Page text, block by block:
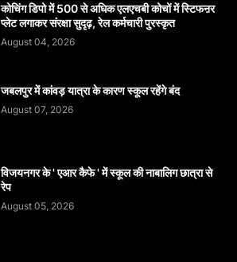
कोचिंग डिपो में 500 से अधिक एलएचबी कोचों में स्टिफऩर
प्लेट लगाकर संरक्षा सुदृढ़, रेल कर्मचारी पुरस्कृत
August 04, 2026
जबलपुर में कांवड़ यात्रा के कारण स्कूल रहेंगे बंद
August 07, 2026
विजयनगर के ' एआर कैफे ' में स्कूल की नाबालिग छात्रा से
रेप
August 05, 2026